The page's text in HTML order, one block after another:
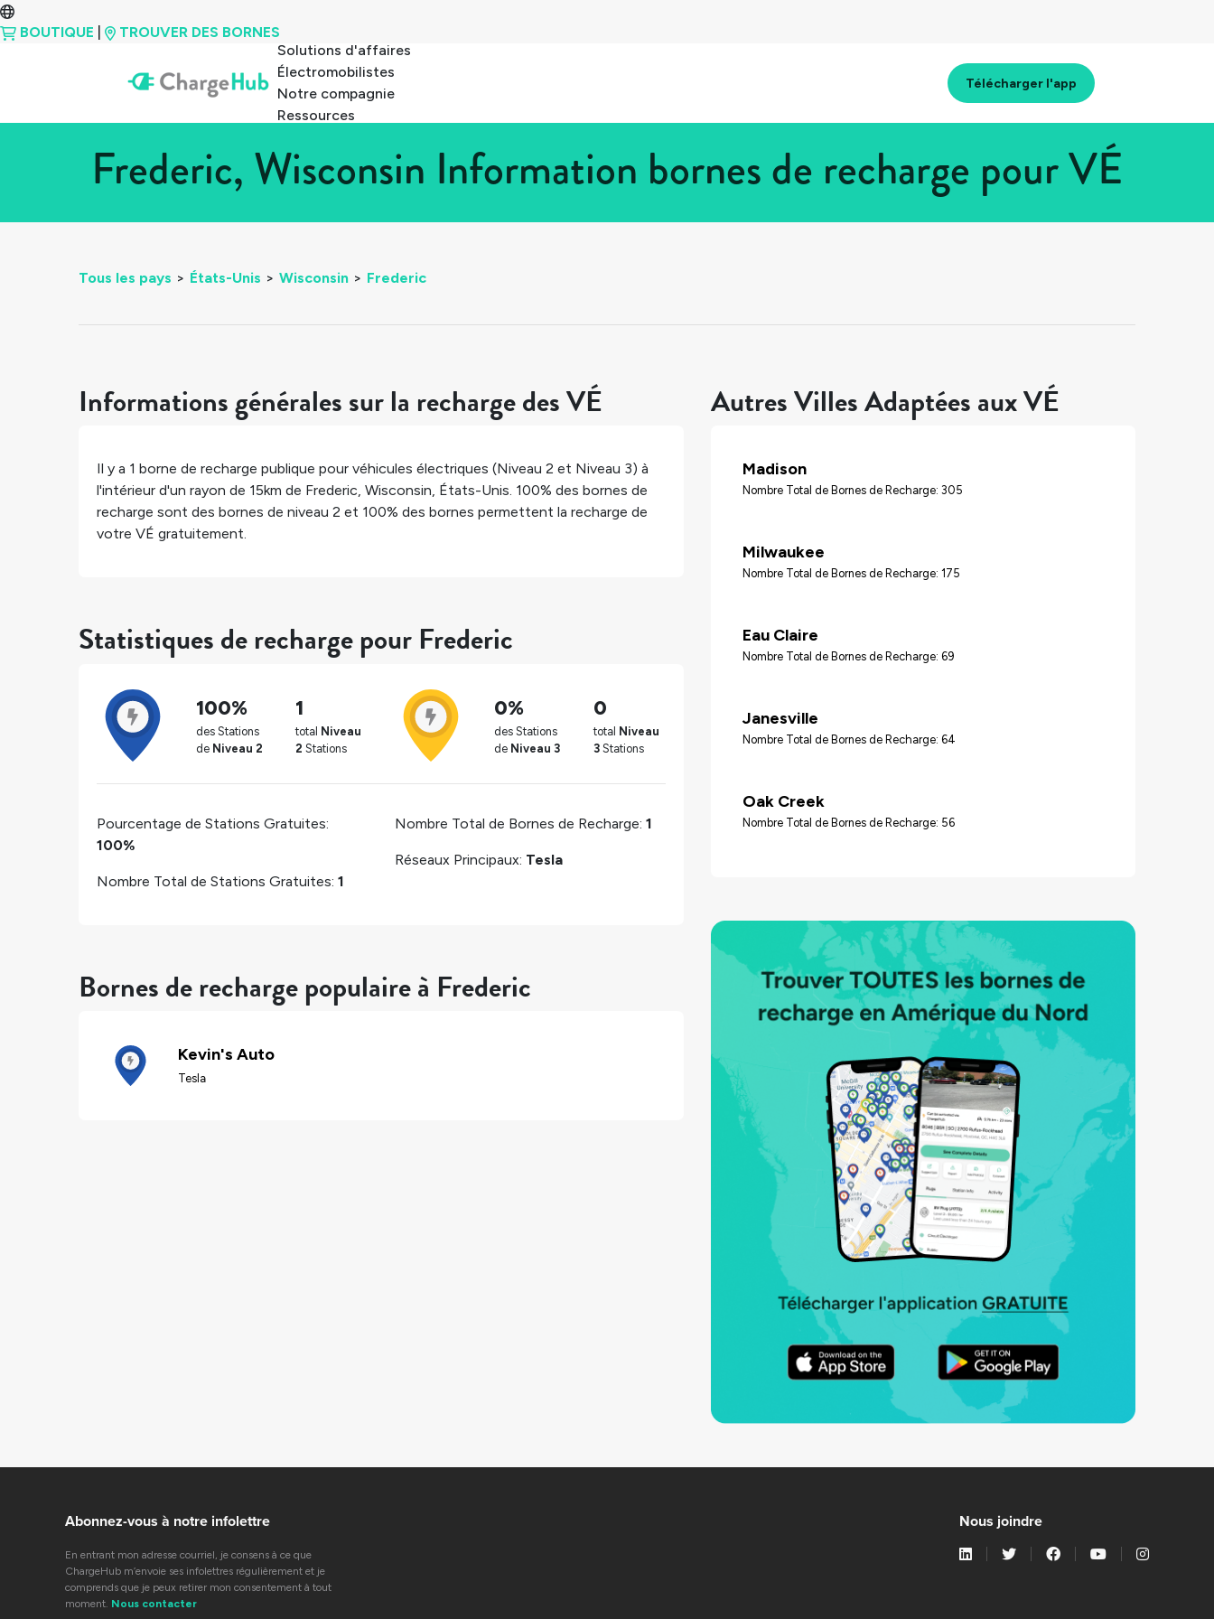
BOUTIQUE
TROUVER DES BORNES
Solutions d'affaires
Électromobilistes
Notre compagnie
Ressources
Télécharger l'app
Frederic, Wisconsin Information bornes de recharge pour VÉ
Tous les pays > États-Unis > Wisconsin > Frederic
Informations générales sur la recharge des VÉ
Il y a 1 borne de recharge publique pour véhicules électriques (Niveau 2 et Niveau 3) à
l'intérieur d'un rayon de 15km de Frederic, Wisconsin, États-Unis. 100% des bornes de
recharge sont des bornes de niveau 2 et 100% des bornes permettent la recharge de
votre VÉ gratuitement.
Statistiques de recharge pour Frederic
100%
des Stations
de Niveau 2
1
total Niveau
2 Stations
0%
des Stations
de Niveau 3
0
total Niveau
3 Stations
Pourcentage de Stations Gratuites:
100%
Nombre Total de Stations Gratuites: 1
Nombre Total de Bornes de Recharge: 1
Réseaux Principaux: Tesla
Bornes de recharge populaire à Frederic
Kevin's Auto
Tesla
Autres Villes Adaptées aux VÉ
Madison
Nombre Total de Bornes de Recharge: 305
Milwaukee
Nombre Total de Bornes de Recharge: 175
Eau Claire
Nombre Total de Bornes de Recharge: 69
Janesville
Nombre Total de Bornes de Recharge: 64
Oak Creek
Nombre Total de Bornes de Recharge: 56
Abonnez-vous à notre infolettre
En entrant mon adresse courriel, je consens à ce que
ChargeHub m’envoie ses infolettres régulièrement et je
comprends que je peux retirer mon consentement à tout
moment. Nous contacter
Nous joindre